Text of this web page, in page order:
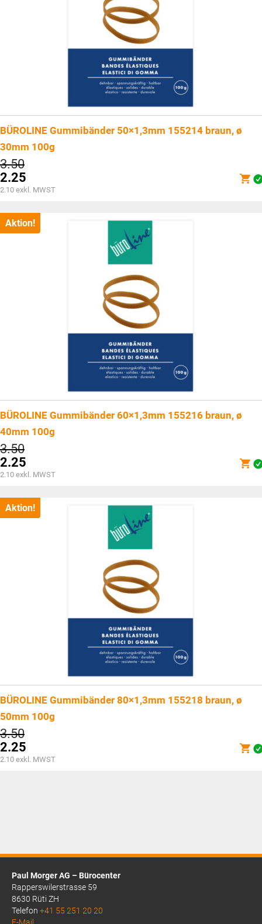
BÜROLINE Gummibänder 50×1,3mm 155214 braun, ø
30mm 100g
3.50Ursprünglicher
Preis
war:
CHF3.50
2.25
Aktueller
ist:
CHF2.25.
2.10 exkl. MWST
Aktion!
BÜROLINE Gummibänder 60×1,3mm 155216 braun, ø
40mm 100g
3.50Ursprünglicher
Preis
war:
CHF3.50
2.25
Aktueller
ist:
CHF2.25.
2.10 exkl. MWST
Aktion!
BÜROLINE Gummibänder 80×1,3mm 155218 braun, ø
50mm 100g
3.50Ursprünglicher
Preis
war:
CHF3.50
2.25
Aktueller
2.10 exkl. MWST
Paul Morger AG – Bürocenter
Rapperswilerstrasse 59
8630 Rüti ZH
Telefon +41 55 251 20 20